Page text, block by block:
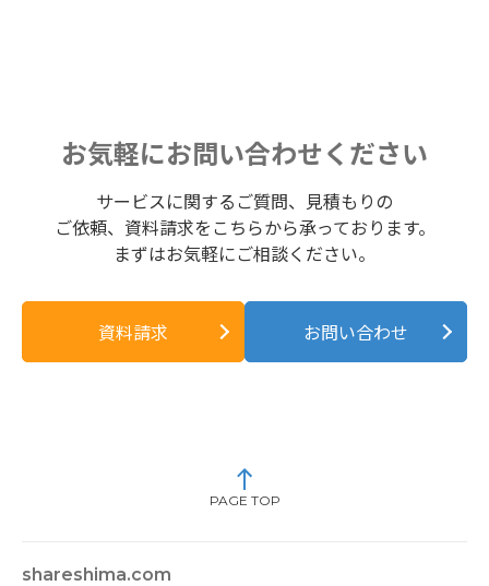
お気軽にお問い合わせください
サービスに関するご質問、見積もりの
ご依頼、資料請求をこちらから承っております。
まずはお気軽にご相談ください。
資料請求 お問い合わせ
PAGE TOP
shareshima.com